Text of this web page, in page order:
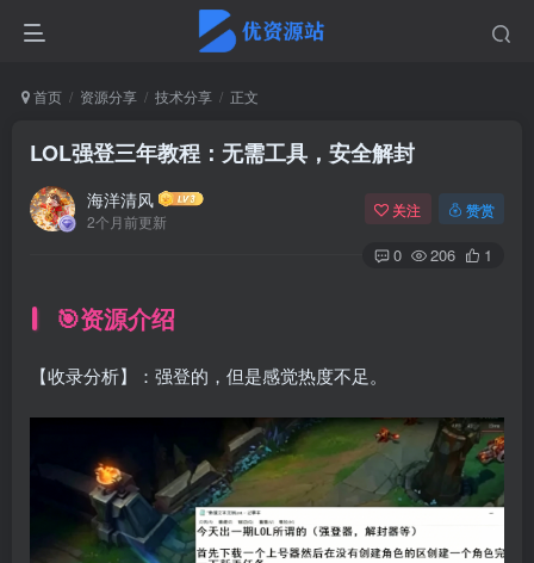
首页 资源分享 技术分享 正文
LOL强登三年教程：无需工具，安全解封
海洋清风
2个月前更新
关注 赞赏
0 206 1
🎯资源介绍
【收录分析】：强登的，但是感觉热度不足。